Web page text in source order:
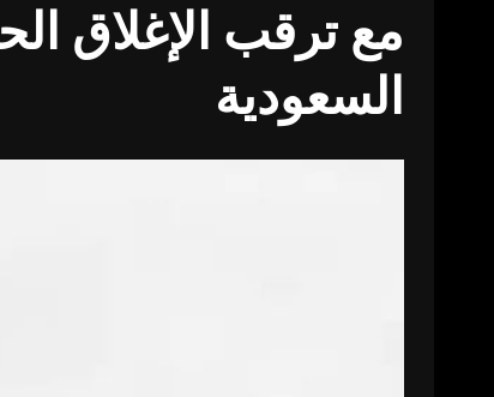
مع ترقب الإغلاق
السعودية